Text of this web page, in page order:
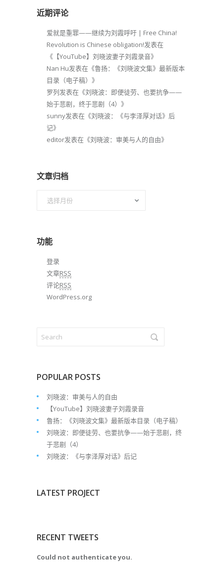
近期评论
爱就是重罪——继续为刘霞呼吁 | Free China!
Revolution is Chinese obligation!发表在
《 【YouTube】刘晓波妻子刘霞录音》
Nan Hu发表在《鲁扬：《刘晓波文集》最新版本
目录（电子稿） 》
罗列发表在《刘晓波：即便徒劳、也要抗争——
始于悲剧，终于悲剧（4） 》
sunny发表在《刘晓波：《与李泽厚对话》后
记》
editor发表在《刘晓波：审美与人的自由》
文章归档
功能
登录
文章RSS
评论RSS
WordPress.org
POPULAR POSTS
刘晓波：审美与人的自由
【YouTube】刘晓波妻子刘霞录音
鲁扬：《刘晓波文集》最新版本目录（电子稿）
刘晓波：即便徒劳、也要抗争——始于悲剧，终
于悲剧（4）
刘晓波：《与李泽厚对话》后记
LATEST PROJECT
RECENT TWEETS
Could not authenticate you.